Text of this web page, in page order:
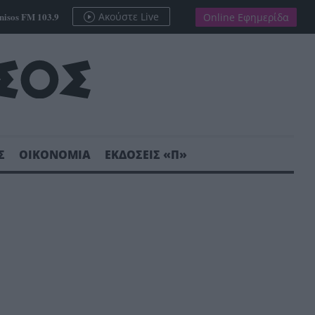
FM 103.9 Ακούστε Live Online Εφημερίδα
ΟΙΚΟΝΟΜΙΑ ΕΚΔΟΣΕΙΣ «Π»